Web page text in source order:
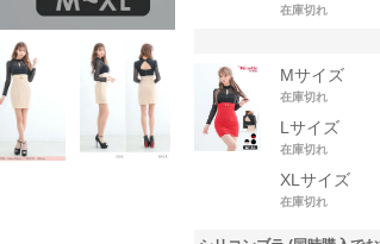
在庫切れ
Mサイズ
在庫切れ
Lサイズ
在庫切れ
XLサイズ
在庫切れ